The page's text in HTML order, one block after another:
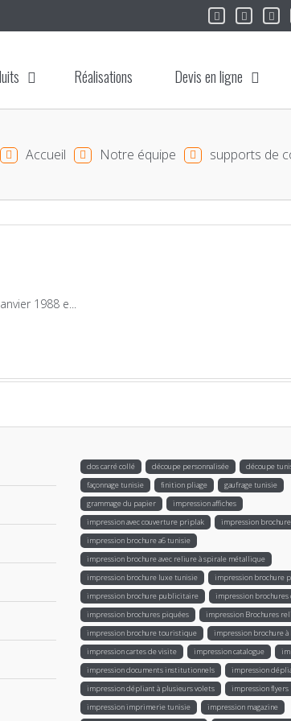
Réalisations Devis en ligne
Accueil Notre équipe supports de
1988 e...
dos carré collé découpe personnalisée découpe
façonnage tunisie
finition pliage
gaufrage tunisie
grammage du papier
impression affiches
impression avec couverture priplak
impression
impression brochure a6 tunisie
impression brochure avec reliure à spirale métallique
impression brochure luxe tunisie
impression brochure
impression brochure publicitaire
impression brochures
impression brochures piquées
impression Brochures
impression brochure touristique
impression brochure
impression cartes de visite
impression catalogue
impression documents institutionnels
impression
impression dépliant à plusieurs volets
impression flyers
impression imprimerie tunisie
impression magazine